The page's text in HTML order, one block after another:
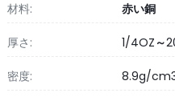
材料: 赤い銅
厚さ: 1/4OZ～
密度: 8.9g/